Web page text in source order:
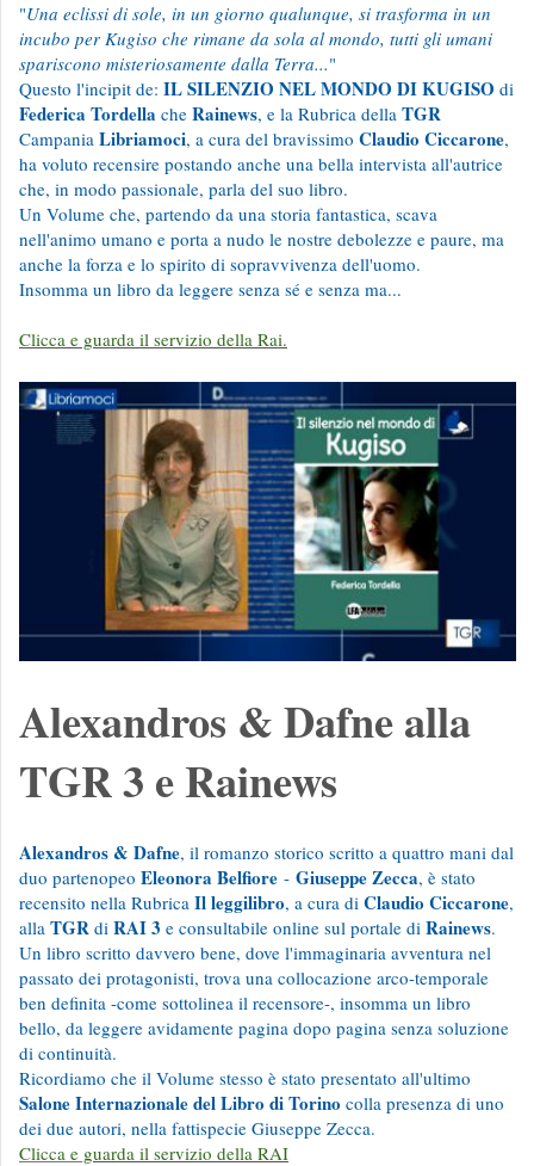
"Una eclissi di sole, in un giorno qualunque, si trasforma in un
incubo per Kugiso che rimane da sola al mondo, tutti gli umani
spariscono misteriosamente dalla Terra..."
Questo l'incipit de: IL SILENZIO NEL MONDO DI KUGISO di
Federica Tordella che Rainews, e la Rubrica della TGR
Campania Libriamoci, a cura del bravissimo Claudio Ciccarone,
ha voluto recensire postando anche una bella intervista all'autrice
che, in modo passionale, parla del suo libro.
Un Volume che, partendo da una storia fantastica, scava
nell'animo umano e porta a nudo le nostre debolezze e paure, ma
anche la forza e lo spirito di sopravvivenza dell'uomo.
Insomma un libro da leggere senza sé e senza ma...
Clicca e guarda il servizio della Rai.
Alexandros & Dafne alla
TGR 3 e Rainews
Alexandros & Dafne, il romanzo storico scritto a quattro mani dal
duo partenopeo Eleonora Belfiore - Giuseppe Zecca, è stato
recensito nella Rubrica Il leggilibro, a cura di Claudio Ciccarone,
alla TGR di RAI 3 e consultabile online sul portale di Rainews.
Un libro scritto davvero bene, dove l'immaginaria avventura nel
passato dei protagonisti, trova una collocazione arco-temporale
ben definita -come sottolinea il recensore-, insomma un libro
bello, da leggere avidamente pagina dopo pagina senza soluzione
di continuità.
Ricordiamo che il Volume stesso è stato presentato all'ultimo
Salone Internazionale del Libro di Torino colla presenza di uno
dei due autori, nella fattispecie Giuseppe Zecca.
Clicca e guarda il servizio della RAI